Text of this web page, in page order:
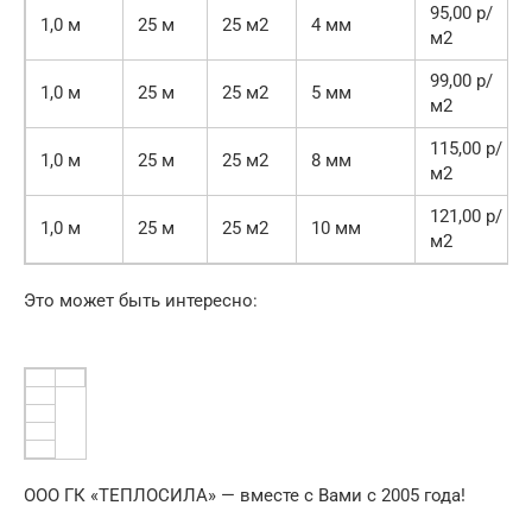
1,0 м 25 м 25 м2 4 мм
95,00 р/
м2
1,0 м 25 м 25 м2 5 мм
99,00 р/
м2
1,0 м 25 м 25 м2 8 мм
115,00 р/
м2
1,0 м 25 м 25 м2 10 мм
121,00 р/
м2
Это может быть интересно:
ООО ГК «ТЕПЛОСИЛА» — вместе с Вами с 2005 года!